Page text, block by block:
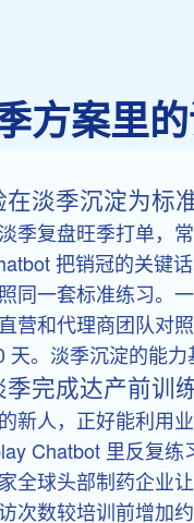
方案里
淡季沉淀为标
季复盘旺季打单，
把销冠的关键
同一套标准练习。
营和代理商团队对
天。淡季沉淀的能力
完成达产前训
新人，正好能利用
Chatbot 里反复
全球头部制药企业
次数较培训前增加